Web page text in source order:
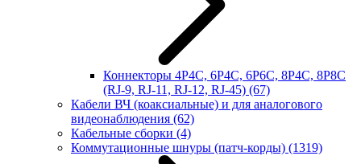
Коннекторы 4P4C, 6P4C, 6P6C, 8P4C, 8P8C
(RJ-9, RJ-11, RJ-12, RJ-45) (67)
Кабели ВЧ (коаксиальные) и для аналогового
видеонаблюдения (62)
Кабельные сборки (4)
Коммутационные шнуры (патч-корды) (1319)